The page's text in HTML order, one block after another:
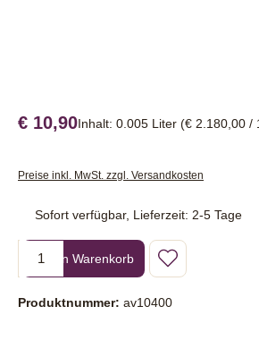
€ 10,90Inhalt: 0.005 Liter (€ 2.180,00 /
Preise inkl. MwSt. zzgl. Versandkosten
Sofort verfügbar, Lieferzeit: 2-5 Tage
Produkt Anzahl: Gib den gewünschten
In den Warenkorb
Produktnummer: av10400